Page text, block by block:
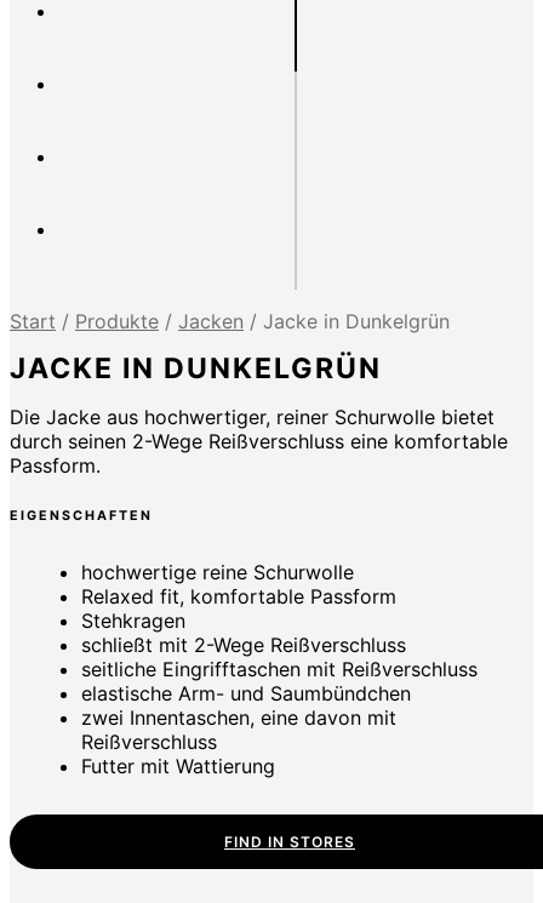
Start / Produkte / Jacken / Jacke in Dunkelgrün
JACKE IN DUNKELGRÜN
Die Jacke aus hochwertiger, reiner Schurwolle bietet
durch seinen 2-Wege Reißverschluss eine komfortable
Passform.
EIGENSCHAFTEN
hochwertige reine Schurwolle
Relaxed fit, komfortable Passform
Stehkragen
schließt mit 2-Wege Reißverschluss
seitliche Eingrifftaschen mit Reißverschluss
elastische Arm- und Saumbündchen
zwei Innentaschen, eine davon mit
Reißverschluss
Futter mit Wattierung
FIND IN STORES